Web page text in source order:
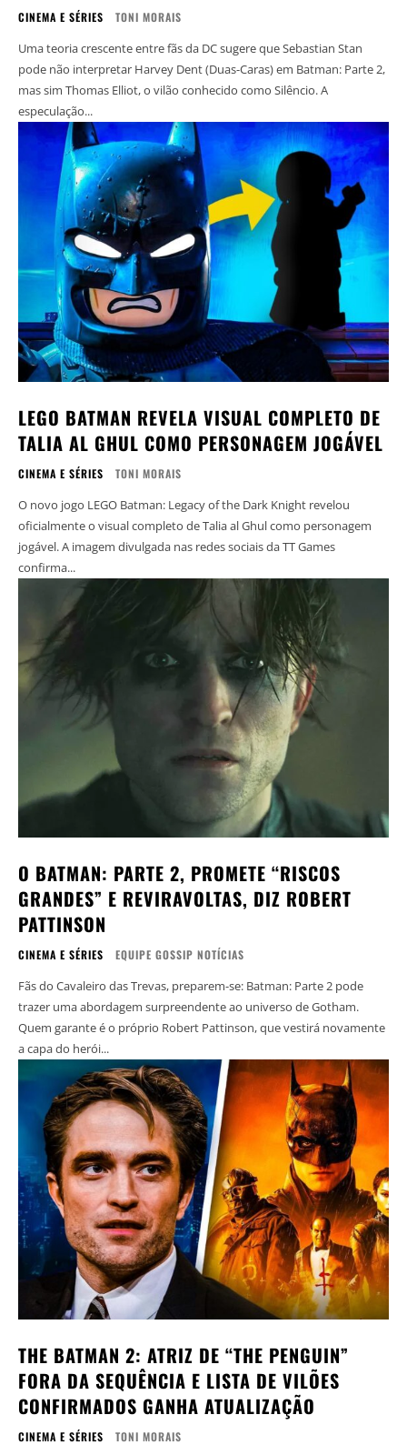
CINEMA E SÉRIES TONI MORAIS
Uma teoria crescente entre fãs da DC sugere que Sebastian Stan
pode não interpretar Harvey Dent (Duas-Caras) em Batman: Parte 2,
mas sim Thomas Elliot, o vilão conhecido como Silêncio. A
especulação...
LEGO BATMAN REVELA VISUAL COMPLETO DE
TALIA AL GHUL COMO PERSONAGEM JOGÁVEL
CINEMA E SÉRIES TONI MORAIS
O novo jogo LEGO Batman: Legacy of the Dark Knight revelou
oficialmente o visual completo de Talia al Ghul como personagem
jogável. A imagem divulgada nas redes sociais da TT Games
confirma...
O BATMAN: PARTE 2, PROMETE “RISCOS
GRANDES” E REVIRAVOLTAS, DIZ ROBERT
PATTINSON
CINEMA E SÉRIES EQUIPE GOSSIP NOTÍCIAS
Fãs do Cavaleiro das Trevas, preparem-se: Batman: Parte 2 pode
trazer uma abordagem surpreendente ao universo de Gotham.
Quem garante é o próprio Robert Pattinson, que vestirá novamente
a capa do herói...
THE BATMAN 2: ATRIZ DE “THE PENGUIN”
FORA DA SEQUÊNCIA E LISTA DE VILÕES
CONFIRMADOS GANHA ATUALIZAÇÃO
CINEMA E SÉRIES TONI MORAIS